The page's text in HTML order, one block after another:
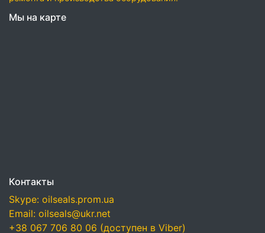
Мы на карте
Контакты
Skype: oilseals.prom.ua
Email: oilseals@ukr.net
+38 067 706 80 06 (доступен в Viber)